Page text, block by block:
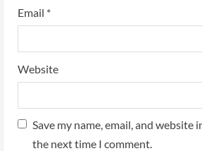
Email *
Website
Save my name, email, and website
the next time I comment.